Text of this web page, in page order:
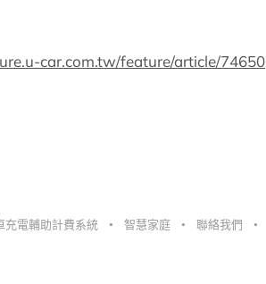
car.com.tw/feature/article/74650
充電輔助計費系統 智慧家庭 聯絡我們